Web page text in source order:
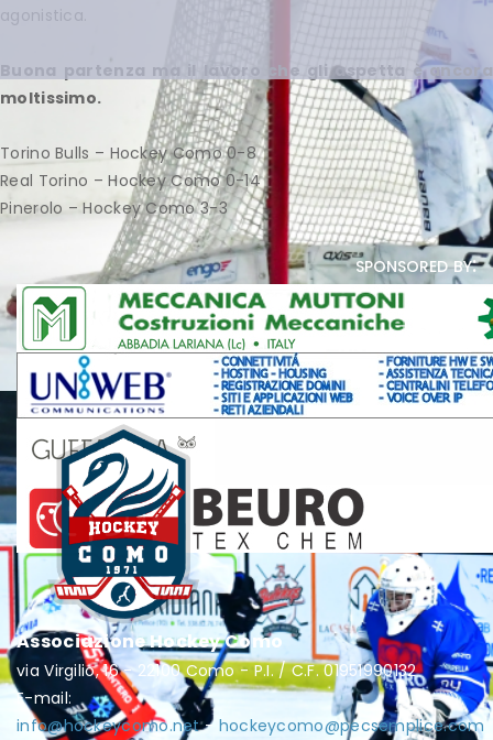
agonistica.
Buona partenza ma il lavoro che gli aspetta è ancora
moltissimo.
Torino Bulls – Hockey Como 0-8
Real Torino – Hockey Como 0-14
Pinerolo – Hockey Como 3-3
sponsored by:
Associazione Hockey Como
via Virgilio, 16 - 22100 Como - P.I. / C.F. 01951990132
E-mail:
info@hockeycomo.net- hockeycomo@pecsemplice.com